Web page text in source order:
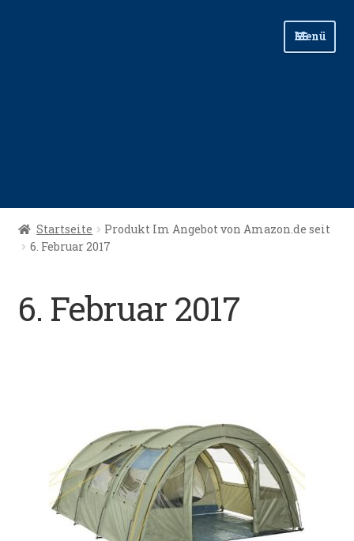
Menü
Start
Angellinks
Angelreisen
Kontakt
Shop
Startseite
Produkt Im Angebot von Amazon.de seit
6. Februar 2017
6. Februar 2017